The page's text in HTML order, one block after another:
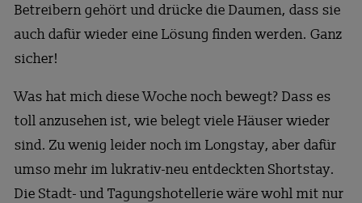
Betreibern gehört und drücke die Daumen, dass sie
auch dafür wieder eine Lösung finden werden. Ganz
sicher!
Was hat mich diese Woche noch bewegt? Dass es
toll anzusehen ist, wie belegt viele Häuser wieder
sind. Zu wenig leider noch im Longstay, aber dafür
umso mehr im lukrativ-neu entdeckten Shortstay.
Die Stadt- und Tagungshotellerie wäre wohl mit nur